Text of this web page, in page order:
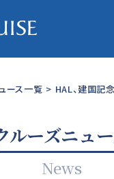
ース一覧 > HAL、建国記
ルーズニュ
News